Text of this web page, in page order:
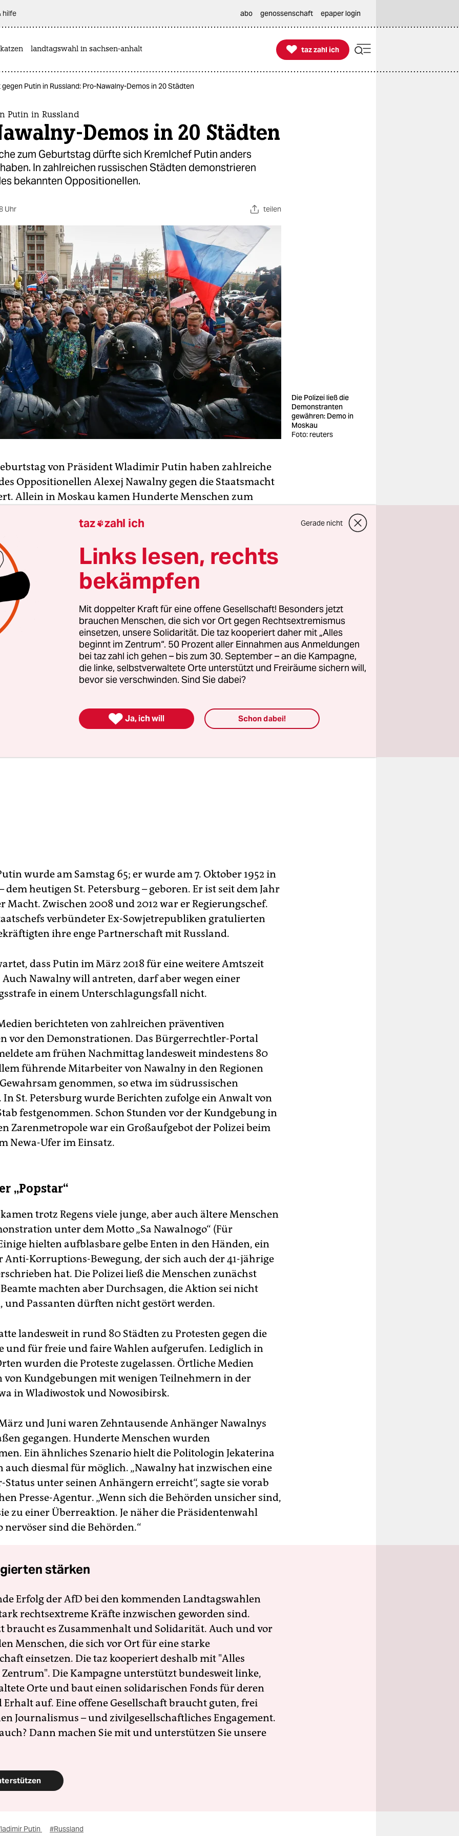
hilfe abo genossenschaft epaper login
katzen landtagswahl in sachsen-anhalt 
taz zahl ich
taz zahl ich
Putin in Russland: Pro-Nawalny-Demos in 20 Städten
Putin in Russland
Demos in 20 Städten
zum Geburtstag dürfte sich Kremlchef Putin anders
In zahlreichen russischen Städten demonstrieren
bekannten Oppositionellen.
Uhr teilen
Die Polizei ließ die
Demonstranten
gewähren: Demo in
Moskau
Foto: reuters
von Präsident Wladimir Putin haben zahlreiche
Oppositionellen Alexej Nawalny gegen die Staatsmacht
Allein in Moskau kamen Hunderte Menschen zum
war nicht von den Behörden genehmigt. Für den Abend
nicht erlaubte – Haupt-Demonstration in Putins
St. Petersburg angekündigt. Bereits im Vorfeld gab es
Festnahmen. Experten rechneten mit einem
der Polizei.
Nawalny selbst konnte nicht demonstrieren. Er sitzt
mehrfachen Aufrufs zu nicht genehmigten Protesten für 20
Er war Ende September festgenommen worden. Ein
hatte am Freitag eine Berufungsklage abgewiesen.
wurde am Samstag 65; er wurde am 7. Oktober 1952 in
dem heutigen St. Petersburg – geboren. Er ist seit dem Jahr
Macht. Zwischen 2008 und 2012 war er Regierungschef.
verbündeter Ex-Sowjetrepubliken gratulierten
ihre enge Partnerschaft mit Russland.
dass Putin im März 2018 für eine weitere Amtszeit
Nawalny will antreten, darf aber wegen einer
in einem Unterschlagungsfall nicht.
berichteten von zahlreichen präventiven
vor den Demonstrationen. Das Bürgerrechtler-Portal
am frühen Nachmittag landesweit mindestens 80
führende Mitarbeiter von Nawalny in den Regionen
genommen, so etwa im südrussischen
St. Petersburg wurde Berichten zufolge ein Anwalt von
festgenommen. Schon Stunden vor der Kundgebung in
Zarenmetropole war ein Großaufgebot der Polizei beim
Newa-Ufer im Einsatz.
„Popstar“
trotz Regens viele junge, aber auch ältere Menschen
unter dem Motto „Sa Nawalnogo“ (Für
hielten aufblasbare gelbe Enten in den Händen, ein
Anti-Korruptions-Bewegung, der sich auch der 41-jährige
hat. Die Polizei ließ die Menschen zunächst
machten aber Durchsagen, die Aktion sei nicht
und Passanten dürften nicht gestört werden.
landesweit in rund 80 Städten zu Protesten gegen die
und für freie und faire Wahlen aufgerufen. Lediglich in
wurden die Proteste zugelassen. Örtliche Medien
von Kundgebungen mit wenigen Teilnehmern in der
in Wladiwostok und Nowosibirsk.
und Juni waren Zehntausende Anhänger Nawalnys
gegangen. Hunderte Menschen wurden
Ein ähnliches Szenario hielt die Politologin Jekaterina
auch diesmal für möglich. „Nawalny hat inzwischen eine
Status unter seinen Anhängern erreicht“, sagte sie vorab
Presse-Agentur. „Wenn sich die Behörden unsicher sind,
zu einer Überreaktion. Je näher die Präsidentenwahl
nervöser sind die Behörden.“
stärken
Erfolg der AfD bei den kommenden Landtagswahlen
rechtsextreme Kräfte inzwischen geworden sind.
braucht es Zusammenhalt und Solidarität. Auch und vor
Menschen, die sich vor Ort für eine starke
einsetzen. Die taz kooperiert deshalb mit "Alles
Die Kampagne unterstützt bundesweit linke,
Orte und baut einen solidarischen Fonds für deren
Erhalt auf. Eine offene Gesellschaft braucht guten, frei
Journalismus – und zivilgesellschaftliches Engagement.
Dann machen Sie mit und unterstützen Sie unsere
Putin #Russland
taz zahl ich Gerade nicht
Links lesen, rechts
bekämpfen
Mit doppelter Kraft für eine offene Gesellschaft! Besonders jetzt
brauchen Menschen, die sich vor Ort gegen Rechtsextremismus
einsetzen, unsere Solidarität. Die taz kooperiert daher mit „Alles
beginnt im Zentrum“. 50 Prozent aller Einnahmen aus Anmeldungen
bei taz zahl ich gehen – bis zum 30. September – an die Kampagne,
die linke, selbstverwaltete Orte unterstützt und Freiräume sichern will,
bevor sie verschwinden. Sind Sie dabei?
 Ja, ich will Schon dabei!